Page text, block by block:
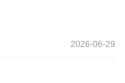
2026-06-29